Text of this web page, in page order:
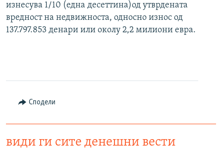
изнесува 1/10 (една десеттина)од утврдената
вредност на недвижноста, односно износ од
137.797.853 денари или околу 2,2 милиони евра.
Сподели
види ги сите денешни вести